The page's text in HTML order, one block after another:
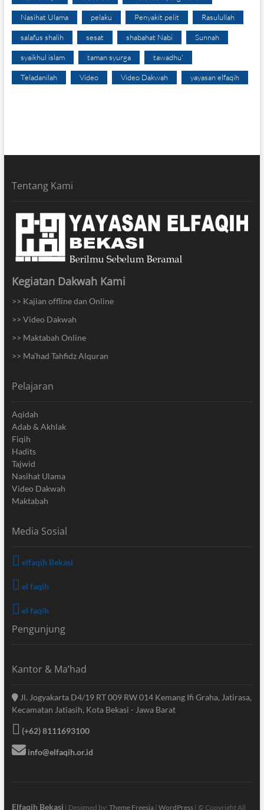
Nasihat Ulama pelaku Penyakit pelit Rasulullah
salafus shalih sesat shabahat Nabi Sunnah
syaikhul islam taman syurga tawadhu'
Teladanilah Video Video Dakwah yayasan elfaqih
Tentang Kami
Kegiatan Dakwah Kami
>> Kajian offline dan Online
>> Video Dakwah
>> Maktabah Online
>> Ma’had Tahfidz Alquran
Pelajaran
Aqidah
Adab & Akhlak
Fiqih
Hadits
Tajwid
Nasihat Ulama
Video Dakwah
Maktabah
Media Sosial
elfaqih Bekasi
el faqih
el faqih
Pengunjung
Kantor & Ma’had
Jl. Jogyakarta D4/19 RT 009 RW 014 Kemang Ifi Graha, Jatirasa,
Kecamatan Jatiasih, Kota Bekasi - Jawa Barat
(+62) 8111693100
info@elfaqih.or.id
Elfaqih Bekasi | Designed by: Theme Freesia| WordPress| © Copyright All